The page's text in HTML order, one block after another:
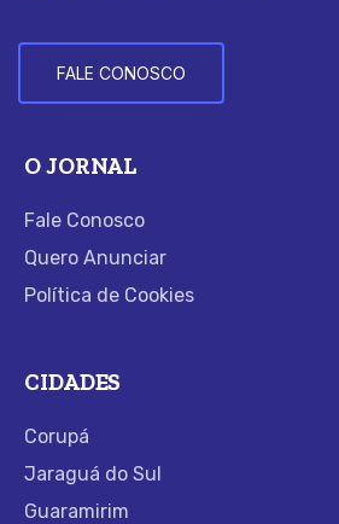
FALE CONOSCO
O JORNAL
Fale Conosco
Quero Anunciar
Política de Cookies
CIDADES
Corupá
Jaraguá do Sul
Guaramirim